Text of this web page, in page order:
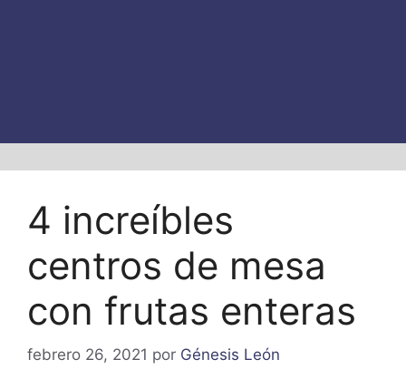
4 increíbles
centros de mesa
con frutas enteras
febrero 26, 2021 por Génesis León